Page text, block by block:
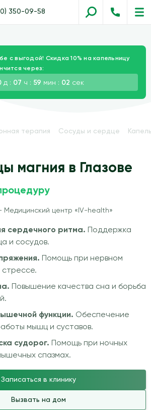
350-09-58
с выгодой! Скидка 10% на капельницу
через:
д : 07 ч : 59 мин : 01 сек
терапия Сосуды и сердце
магния в Глазове
Медицинский центр «IV-health»
сердечного ритма. Поддержка
и сосудов.
Помощь при нервном
стрессе.
Повышение качества сна и борьба
функции. Обеспечение
мышц и суставов.
судорог. Помощь при ночных
спазмах.
Записаться в клинику
Вызвать на дом